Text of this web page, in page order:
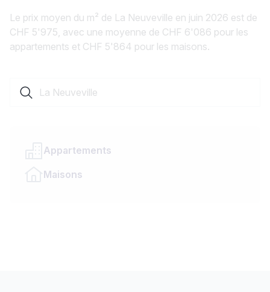
Le prix moyen du m² de La Neuveville en juin 2026 est de
CHF 5'975, avec une moyenne de CHF 6'086 pour les
appartements et CHF 5'864 pour les maisons.
Appartements
Maisons